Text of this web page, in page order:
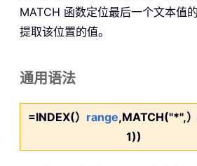
MATCH 函数定位最后一个文本值
提取该位置的值。
通用语法
=INDEX(） range,MATCH("*",）
1))